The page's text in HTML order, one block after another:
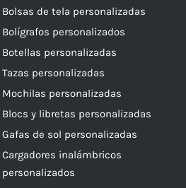
Bolsas de tela personalizadas
Bolígrafos personalizados
Botellas personalizadas
Tazas personalizadas
Mochilas personalizadas
Blocs y libretas personalizadas
Gafas de sol personalizadas
Cargadores inalámbricos
personalizados